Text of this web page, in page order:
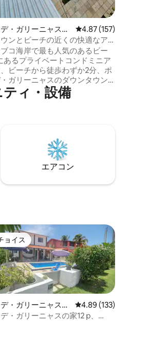
・ガリーニャスの
・アパート
レビュー157件、5つ
4.87 (157)
ンとビーチの近くの快適なア
コ海岸で最も人気のあるビー
あるプライベートコンドミニア
ビーチから徒歩わずか2分、ポ
ガリーニャスのダウンタウン
地の良いアパートです。 -プラ
くのBeijupirá通りにあります。
を備えたフルレジャーエリア 映
ーズの夜に🎬Netflixをご利用いた
____ @ refugio_flats
ィ・設⁠備
エアコン
ョイス
ョイス
・ガリーニャスの
レビュー133件、5つ
4.89 (133)
・ガリーニャスの家12 p、